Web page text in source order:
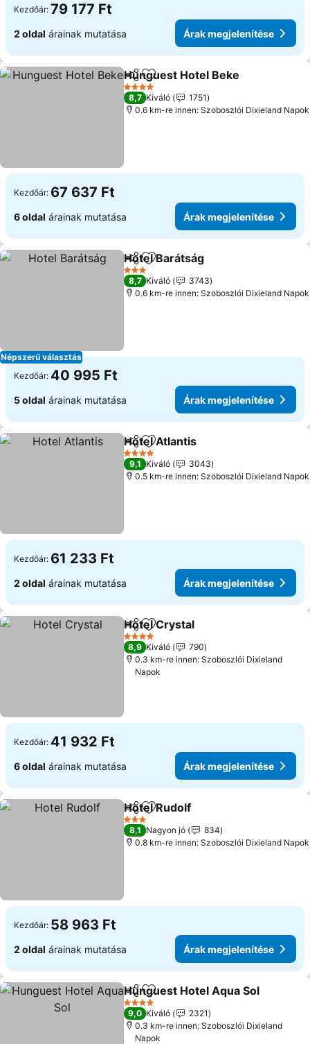
Kezdőár: 79 177 Ft
2 oldal árainak mutatása Árak megjelenítése
Megosztás
Hozzáadás a kedvencekhez
Hunguest Hotel Beke
4 Kategória
8,7 Kiváló
1751
0.6 km-re innen: Szoboszlói Dixieland Napok
Kezdőár: 67 637 Ft
6 oldal árainak mutatása Árak megjelenítése
Népszerű választás
Megosztás
Hozzáadás a kedvencekhez
Hotel Barátság
3 Kategória
8,7 Kiváló
3743
0.6 km-re innen: Szoboszlói Dixieland Napok
Kezdőár: 40 995 Ft
5 oldal árainak mutatása Árak megjelenítése
Megosztás
Hozzáadás a kedvencekhez
Hotel Atlantis
4 Kategória
9,1 Kiváló
3043
0.5 km-re innen: Szoboszlói Dixieland Napok
Kezdőár: 61 233 Ft
2 oldal árainak mutatása Árak megjelenítése
Megosztás
Hozzáadás a kedvencekhez
Hotel Crystal
4 Kategória
8,9 Kiváló
790
0.3 km-re innen: Szoboszlói Dixieland
Napok
Kezdőár: 41 932 Ft
6 oldal árainak mutatása Árak megjelenítése
Megosztás
Hozzáadás a kedvencekhez
Hotel Rudolf
3 Kategória
8,1 Nagyon jó
834
0.8 km-re innen: Szoboszlói Dixieland Napok
Kezdőár: 58 963 Ft
2 oldal árainak mutatása Árak megjelenítése
Megosztás
Hozzáadás a kedvencekhez
Hunguest Hotel Aqua Sol
4 Kategória
9,0 Kiváló
2321
0.3 km-re innen: Szoboszlói Dixieland
Napok